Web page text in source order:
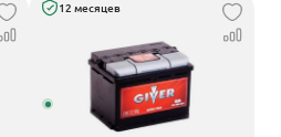
12 месяцев